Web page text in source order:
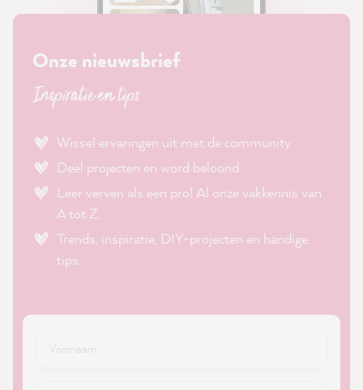
Onze nieuwsbrief
Inspiratie en tips
Wissel ervaringen uit met de community.
Deel projecten en word beloond.
Leer verven als een pro! Al onze vakkennis van
A tot Z.
Trends, inspiratie, DIY-projecten en handige
tips.